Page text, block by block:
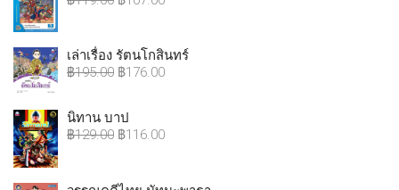
เล่าเรื่อง รัตนโกสินทร์
฿195.00 ฿176.00
นิทาน บาป
฿129.00 ฿116.00